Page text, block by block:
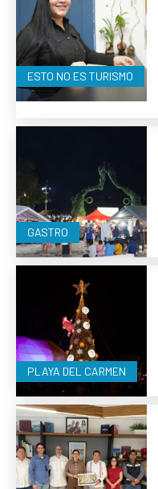
ESTO NO ES TURISMO
GASTRO
PLAYA DEL CARMEN